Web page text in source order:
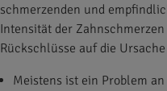
schmerzenden und
Intensität der
Rückschlüsse auf die
Meistens ist ein Problem